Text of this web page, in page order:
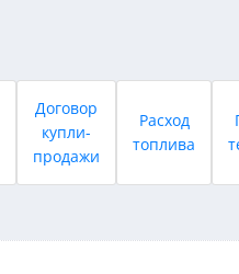
Договор
купли-
продажи
Расход
топлива